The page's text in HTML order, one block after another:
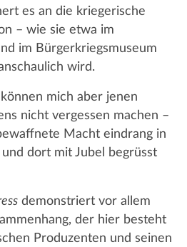
es an die kriegerische
– wie sie etwa im
im Bürgerkriegsmuseum
wird.
mich aber jenen
nicht vergessen machen –
Macht eindrang in
dort mit Jubel begrüsst
demonstriert vor allem
der hier besteht
Produzenten und seinen